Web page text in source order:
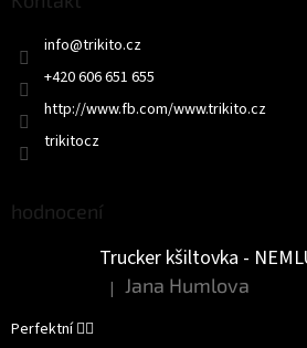
info@trikito.cz
+420 606 651 655
http://www.fb.com/www.trikito.cz
trikitocz
hodnocení
Trucker kšiltovka -
Hodnocení produktu je 5 z 5
| Jana Humlova
Perfektní 👌🏻